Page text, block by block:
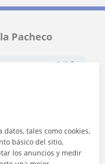
Pacheco
6 €/h
tales como cookies,
básico del sitio,
los anuncios y medir